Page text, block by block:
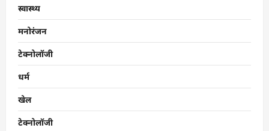
स्वास्थ्य
मनोरंजन
टेक्नोलॉजी
धर्म
खेल
टेक्नोलॉजी